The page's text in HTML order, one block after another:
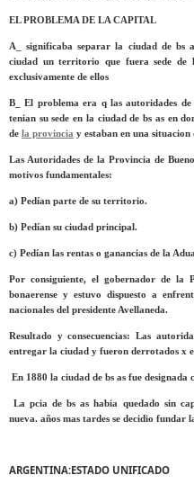
EL PROBLEMA DE LA CAPITAL
A_ significaba separar la ciudad de bs
ciudad un territorio que fuera sede de
exclusivamente de ellos
B_ El problema era q las autoridades
tenian su sede en la ciudad de bs as en
de la provincia y estaban en una situacion
Las Autoridades de la Provincia de
motivos fundamentales:
a) Pedían parte de su territorio.
b) Pedían su ciudad principal.
c) Pedían las rentas o ganancias de la
Por consiguiente, el gobernador de la
bonaerense y estuvo dispuesto a
nacionales del presidente Avellaneda.
Resultado y consecuencias: Las
entregar la ciudad y fueron derrotados x
En 1880 la ciudad de bs as fue
La pcia de bs as habia quedado sin
nueva. años mas tardes se decidio fundar
ARGENTINA:ESTADO UNIFICADO